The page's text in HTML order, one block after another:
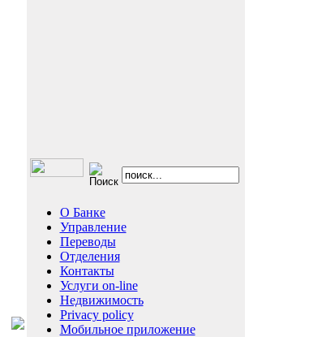
О Банке
Управление
Переводы
Отделения
Контакты
Услуги on-line
Недвижимость
Privacy policy
Мобильное приложение